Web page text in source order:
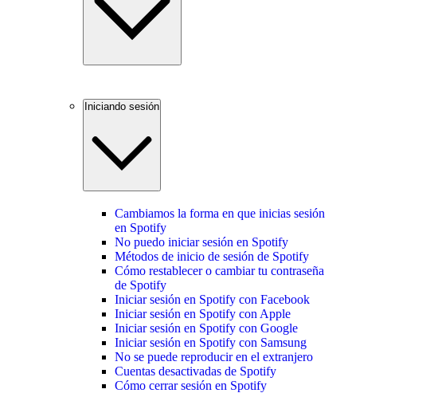
Iniciando sesión
Cambiamos la forma en que inicias sesión
en Spotify
No puedo iniciar sesión en Spotify
Métodos de inicio de sesión de Spotify
Cómo restablecer o cambiar tu contraseña
de Spotify
Iniciar sesión en Spotify con Facebook
Iniciar sesión en Spotify con Apple
Iniciar sesión en Spotify con Google
Iniciar sesión en Spotify con Samsung
No se puede reproducir en el extranjero
Cuentas desactivadas de Spotify
Cómo cerrar sesión en Spotify